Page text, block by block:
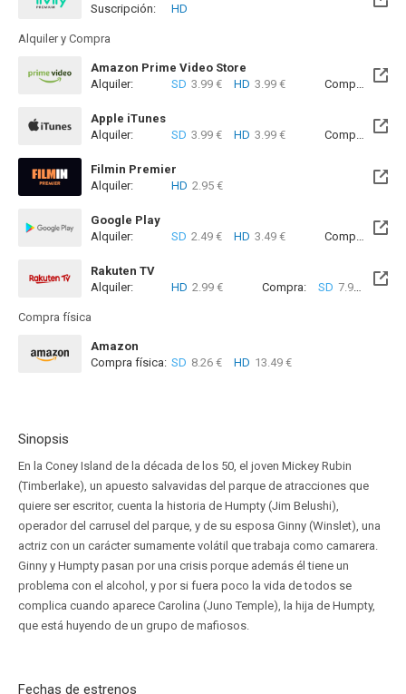
Disponible hasta el Mar, 28 May 2030 (Quedan 3 años)
Suscripción: HD
Alquiler y Compra
Amazon Prime Video Store
Alquiler:
SD 3.99 € HD 3.99 € Compra: SD
Apple iTunes
Alquiler:
SD 3.99 € HD 3.99 € Compra: SD
Filmin Premier
Disponible hasta el Vie, 16 Oct 2026 (Quedan 2 meses)
Alquiler: HD 2.95 €
Google Play
Alquiler:
SD 2.49 € HD 3.49 € Compra: SD
Rakuten TV
Alquiler:
HD 2.99 € Compra: SD 7.99 € HD
Compra física
Amazon
Compra física: SD 8.26 € HD 13.49 €
Sinopsis
En la Coney Island de la década de los 50, el joven Mickey Rubin
(Timberlake), un apuesto salvavidas del parque de atracciones que
quiere ser escritor, cuenta la historia de Humpty (Jim Belushi),
operador del carrusel del parque, y de su esposa Ginny (Winslet), una
actriz con un carácter sumamente volátil que trabaja como camarera.
Ginny y Humpty pasan por una crisis porque además él tiene un
problema con el alcohol, y por si fuera poco la vida de todos se
complica cuando aparece Carolina (Juno Temple), la hija de Humpty,
que está huyendo de un grupo de mafiosos.
Fechas de estrenos